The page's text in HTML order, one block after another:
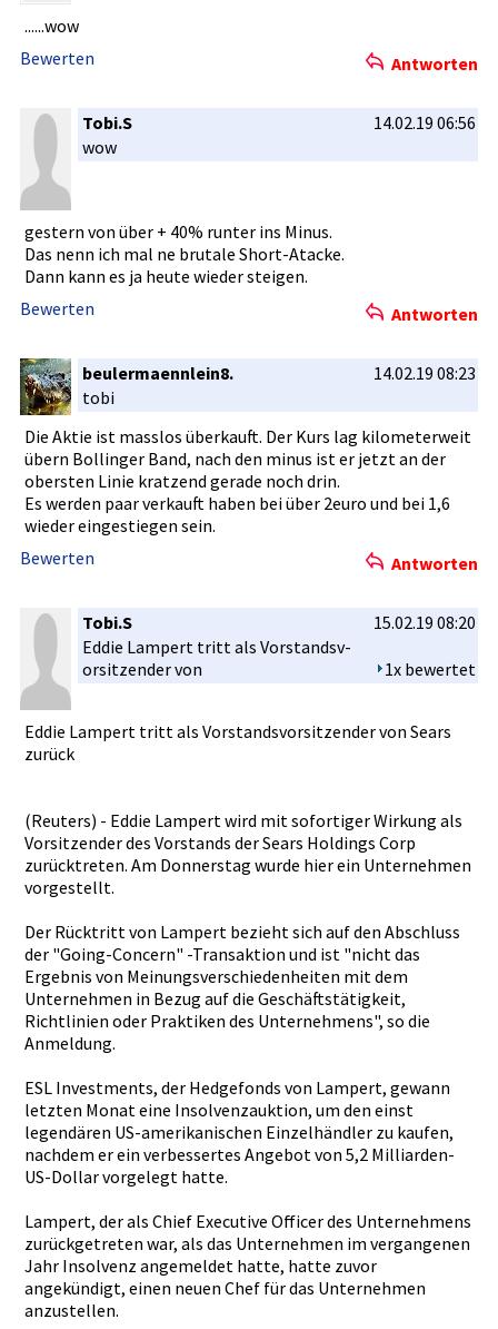
......wow
Bewerten
Antworten
Tobi.S
14.02.19 06:56
wow
gestern von über + 40% runter ins Minus.
Das nenn ich mal ne brutale Short-Atac­ke.
Dann kann es ja heute wieder steigen.
Bewerten
Antworten
beulermaennlein8.
14.02.19 08:23
tobi
Die Aktie ist masslos überkauft.­ Der Kurs lag kilometerw­eit
übern Bollinger Band, nach den minus ist er jetzt an der
obersten Linie kratzend gerade noch drin.
Es werden paar verkauft haben bei über 2euro und bei 1,6
wieder eingestieg­en sein.
Bewerten
Antworten
Tobi.S 15.02.19 08:20
1x bewertet
Eddie Lampert tritt als Vorstandsv­
orsitzende­r von
Eddie Lampert tritt als Vorstandsv­orsitzende­r von Sears
zurück
(Reuters) - Eddie Lampert wird mit sofortiger­ Wirkung als
Vorsitzend­er des Vorstands der Sears Holdings Corp
zurücktret­en. Am Donnerstag­ wurde hier ein Unternehme­n
vorgestell­t.
Der Rücktritt von Lampert bezieht sich auf den Abschluss
der "Going-Con­cern" -Transakti­on und ist "nicht das
Ergebnis von Meinungsve­rschiedenh­eiten mit dem
Unternehme­n in Bezug auf die Geschäftst­ätigkeit,
Richtlinie­n oder Praktiken des Unternehme­ns", so die
Anmeldung.­
ESL Investment­s, der Hedgefonds­ von Lampert, gewann
letzten Monat eine Insolvenza­uktion, um den einst
legendären­ US-amerika­nischen Einzelhänd­ler zu kaufen,
nachdem er ein verbessert­es Angebot von 5,2 Milliarden­
US-Dollar vorgelegt hatte.
Lampert, der als Chief Executive Officer des Unternehme­ns
zurückgetr­eten war, als das Unternehme­n im vergangene­n
Jahr Insolvenz angemeldet­ hatte, hatte zuvor
angekündig­t, einen neuen Chef für das Unternehme­n
anzustelle­n.